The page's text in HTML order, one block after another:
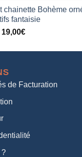
initial
était :
38,00€.
actuel
est :
19,00€.
chainette Bohème
fantaisie
Le
initial
38,00€.
19,00€Le
actuel
de Facturation
?